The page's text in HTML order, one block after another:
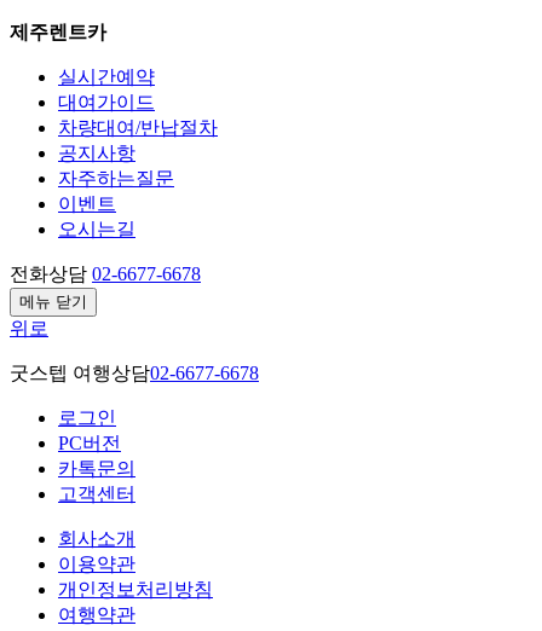
제주렌트카
실시간예약
대여가이드
차량대여/반납절차
공지사항
자주하는질문
이벤트
오시는길
전화상담 02-6677-6678
메뉴 닫기
위로
굿스텝 여행상담02-6677-6678
로그인
PC버전
카톡문의
고객센터
회사소개
이용약관
개인정보처리방침
여행약관